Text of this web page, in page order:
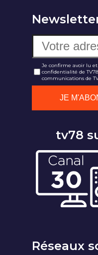
Je confirme avoir lu
confidentialité de
communications de
tv78
Réseaux